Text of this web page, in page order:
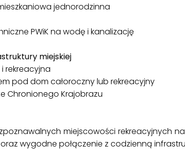
jednorodzinna
PWiK na wodę i kanalizację
miejskiej
rekreacyjna
pod dom całoroczny lub rekreacyjny
Chronionego Krajobrazu
miejscowości rekreacyjnych
wygodne połączenie z codzienną